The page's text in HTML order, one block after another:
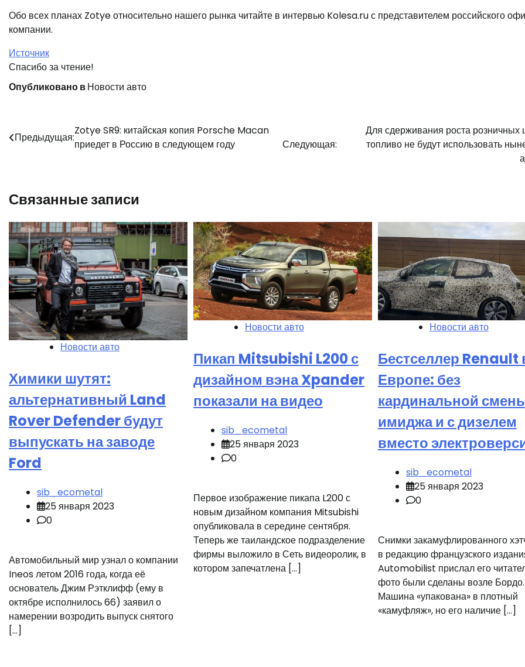
Обо всех планах Zotye относительно нашего рынка читайте в интервью Kolesa.ru с представителем российского
компании.
Источник
Спасибо за чтение!
Опубликовано вНовости авто
Навигация
Предыдущая:
Zotye SR9: китайская копия Porsche Macan
приедет в Россию в следующем году
Следующая:
Для сдерживания роста розничных
топливо не будут использовать
Связанные записи
Новости авто
Химики шутят:
альтернативный Land
Rover Defender будут
выпускать на заводе
Ford
sib_ecometal
25 января 2023
0
Автомобильный мир узнал о компании
Ineos летом 2016 года, когда её
основатель Джим Рэтклифф (ему в
октябре исполнилось 66) заявил о
намерении возродить выпуск снятого
[…]
Новости авто
Пикап Mitsubishi L200 с
дизайном вэна Xpander
показали на видео
sib_ecometal
25 января 2023
0
Первое изображение пикапа L200 с
новым дизайном компания Mitsubishi
опубликовала в середине сентября.
Теперь же таиландское подразделение
фирмы выложило в Сеть видеоролик, в
котором запечатлена […]
Новости авто
Бестселлер Renault
Европе: без
кардинальной
имиджа и с дизелем
вместо
sib_ecometal
25 января 2023
0
Снимки закамуфлированного
в редакцию французского
Automobilist прислал его
фото были сделаны возле Бордо.
Машина «упакована» в плотный
«камуфляж», но его наличие […]